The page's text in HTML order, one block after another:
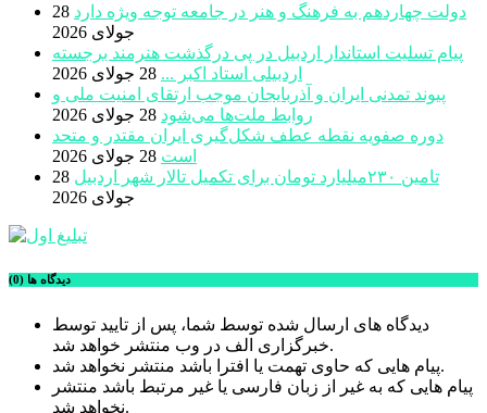
دولت چهاردهم به فرهنگ و هنر در جامعه توجه ویژه دارد 28
جولای 2026
پیام تسلیت استاندار اردبیل در پی درگذشت هنرمند برجسته
اردبیلی استاد اکبر ... 28 جولای 2026
پیوند تمدنی ایران و آذربایجان موجب ارتقای امنیت ملی و
روابط ملت‌ها می‌شود 28 جولای 2026
دوره صفویه نقطه عطف شکل‌گیری ایران مقتدر و متحد
است 28 جولای 2026
تامین ۲۳۰میلیارد تومان برای تکمیل تالار شهر اردبیل
28
جولای 2026
دیدگاه ها (0)
دیدگاه های ارسال شده توسط شما، پس از تایید توسط
خبرگزاری الف در وب منتشر خواهد شد.
پیام هایی که حاوی تهمت یا افترا باشد منتشر نخواهد شد.
پیام هایی که به غیر از زبان فارسی یا غیر مرتبط باشد منتشر
نخواهد شد.